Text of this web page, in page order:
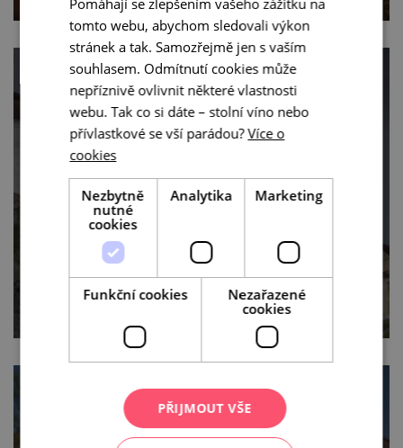
Via Czechia
tomto webu, abychom sledovali výkon
stránek a tak. Samozřejmě jen s vaším
souhlasem. Odmítnutí cookies může
nepříznivě ovlivnit některé vlastnosti
webu. Tak co si dáte – stolní víno nebo
přívlastkové se vší parádou?Více o
cookies
Nezbytně
nutné
cookies
Analytika Marketing
Funkční cookies
Nezařazené
cookies
PŘIJMOUT VŠE